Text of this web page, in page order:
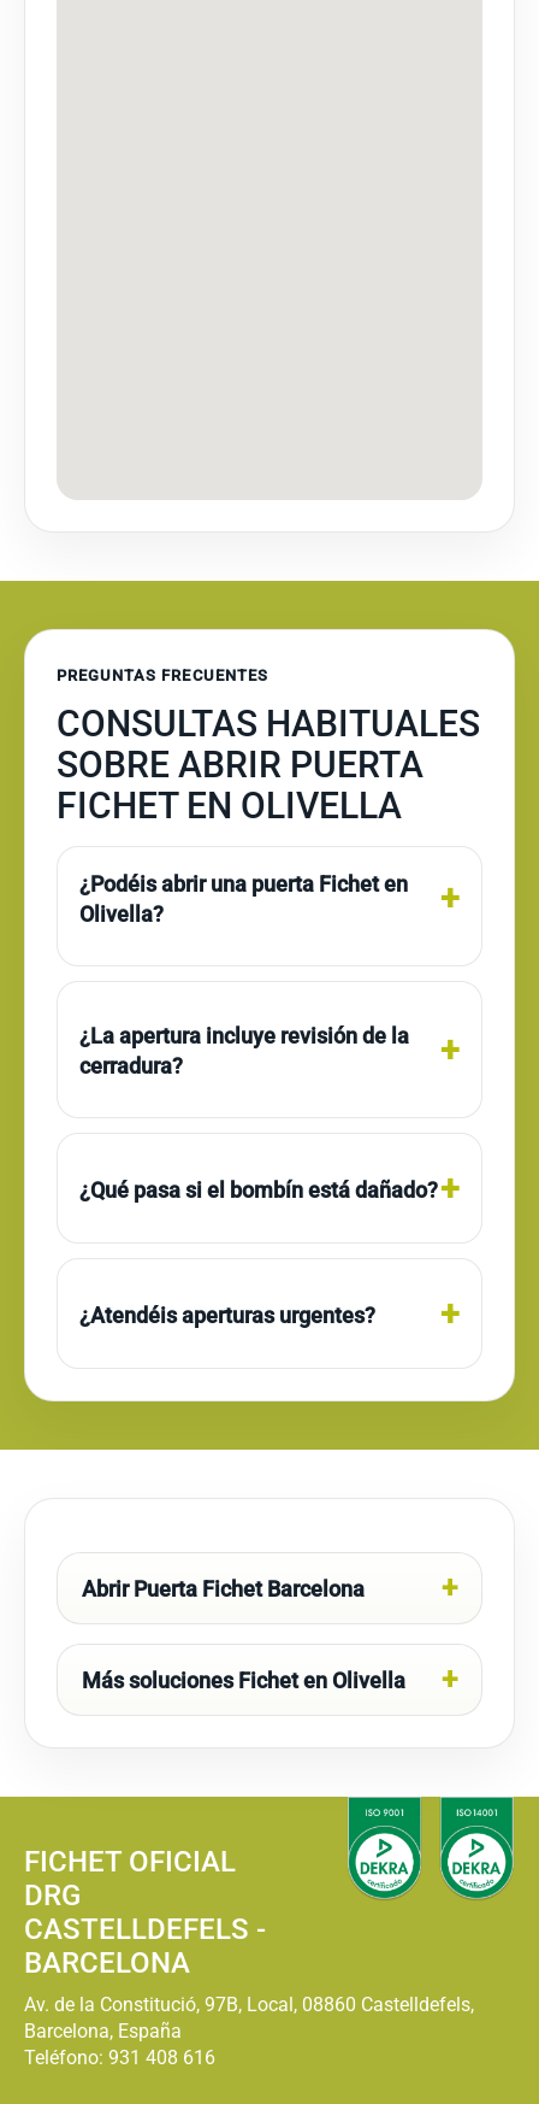
PREGUNTAS FRECUENTES
CONSULTAS HABITUALES
SOBRE ABRIR PUERTA
FICHET EN OLIVELLA
¿Podéis abrir una puerta Fichet en
Olivella?
¿La apertura incluye revisión de la
cerradura?
¿Qué pasa si el bombín está dañado?
¿Atendéis aperturas urgentes?
Abrir Puerta Fichet Barcelona
Más soluciones Fichet en Olivella
FICHET OFICIAL
DRG
CASTELLDEFELS -
BARCELONA
Av. de la Constitució, 97B, Local, 08860 Castelldefels,
Barcelona, España
Teléfono: 931 408 616